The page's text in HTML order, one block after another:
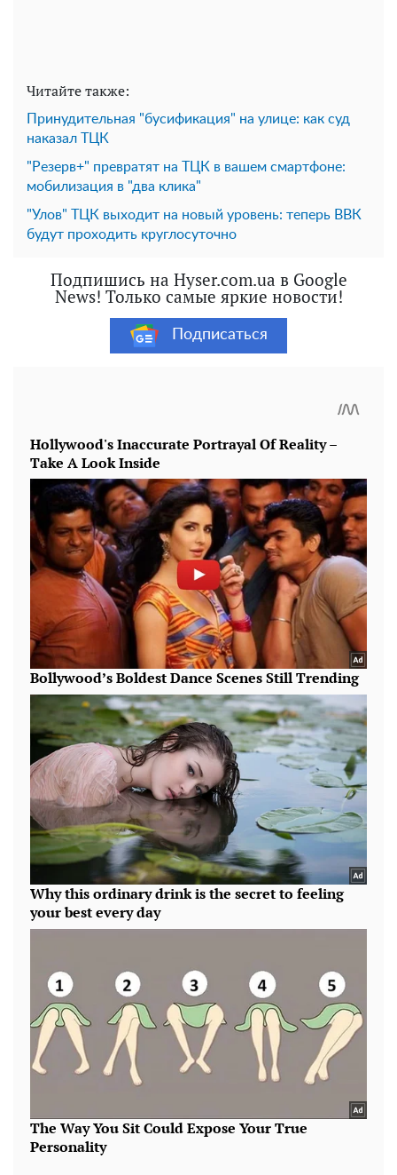
Читайте также:
Принудительная "бусификация" на улице: как суд
наказал ТЦК
"Резерв+" превратят на ТЦК в вашем смартфоне:
мобилизация в "два клика"
"Улов" ТЦК выходит на новый уровень: теперь ВВК
будут проходить круглосуточно
Подпишись на Hyser.com.ua в Google
News! Только самые яркие новости!
Подписаться